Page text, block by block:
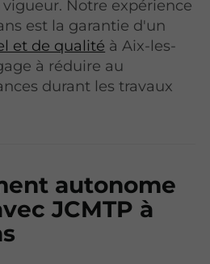
Notre expérience
est la garantie d'un
et de qualité à Aix-les-
à réduire au
durant les travaux
autonome
JCMTP à